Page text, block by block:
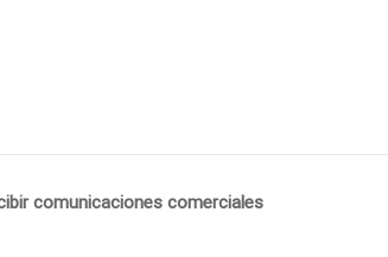
comunicaciones comerciales